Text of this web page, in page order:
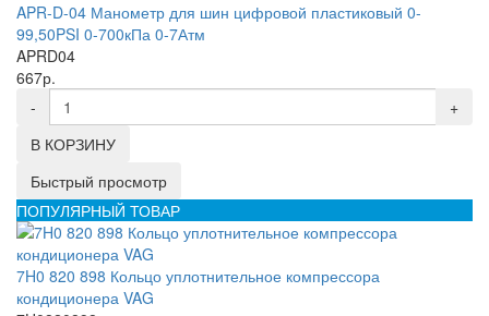
APR-D-04 Манометр для шин цифровой пластиковый 0-
99,50PSI 0-700кПа 0-7Атм
APRD04
667р.
-
+
В КОРЗИНУ
Быстрый просмотр
ПОПУЛЯРНЫЙ ТОВАР
7H0 820 898 Кольцо уплотнительное компрессора
кондиционера VAG